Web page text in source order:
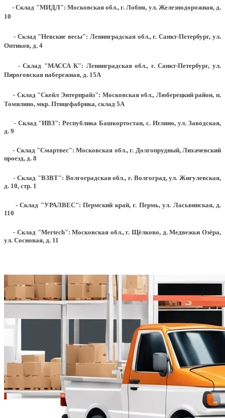
- Склад "МИДЛ": Московская обл., г. Лобня, ул. Железнодорожная, д.
10
- Склад "Невские весы": Ленинградская обл., г. Санкт-Петербург, ул.
Оптиков, д. 4
- Склад "МАССА К": Ленинградская обл., г. Санкт-Петербург, ул.
Пироговская набережная, д. 15А
- Склад "Скейл Энтерпрайз": Московская обл., Люберецкий район, п.
Томилино, мкр. Птицефабрика, склад 5А
- Склад "ИВЗ": Республика Башкортостан, с. Иглино, ул. Заводская,
д. 9
- Склад "Смартвес":Московская обл., г. Долгопрудный, Лихачевский
проезд, д. 8
- Склад "ВЗВТ": Волгоградская обл., г. Волгоград, ул. Жигулевская,
д. 10, стр. 1
- Склад "УРАЛВЕС": Пермский край, г. Пермь, ул. Ласьвинская, д.
110
- Склад "Mertech": Московская обл., г. Щёлково, д. Медвежьи Озёра,
ул. Сосновая, д. 11